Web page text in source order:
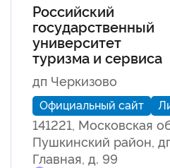
Российский
государственный
университет
туризма и сервиса
дп Черкизово
Официальный сайт
141221, Московская
Пушкинский район,
Главная, д. 99